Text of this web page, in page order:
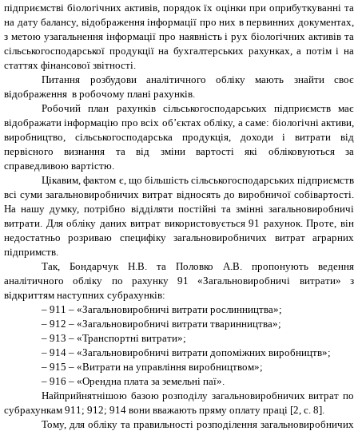
підприємстві біологічних активів, порядок їх оцінки при оприбуткуванні та
на дату балансу, відображення інформації про них в первинних документах,
з метою узагальнення інформації про наявність і рух біологічних активів та
сільськогосподарської продукції на бухгалтерських рахунках, а потім і на
статтях фінансової звітності.
Питання розбудови аналітичного обліку мають знайти своє
відображення в робочому плані рахунків.
Робочий план рахунків сільськогосподарських підприємств має
відображати інформацію про всіх об’єктах обліку, а саме: біологічні активи,
виробництво, сільськогосподарська продукція, доходи і витрати від
первісного визнання та від зміни вартості які обліковуються за
справедливою вартістю.
Цікавим, фактом є, що більшість сільськогосподарських підприємств
всі суми загальновиробничих витрат відносять до виробничої собівартості.
На нашу думку, потрібно відділяти постійні та змінні загальновиробничі
витрати. Для обліку даних витрат використовується 91 рахунок. Проте, він
недостатньо розриваю специфіку загальновиробничих витрат аграрних
підпримств.
Так, Бондарчук Н.В. та Половко А.В. пропонують ведення
аналітичного обліку по рахунку 91 «Загальновиробничі витрати» з
відкриттям наступних субрахунків:
– 911 – «Загальновиробничі витрати рослинництва»;
– 912 – «Загальновиробничі витрати тваринництва»;
– 913 – «Транспортні витрати»;
– 914 – «Загальновиробничі витрати допоміжних виробництв»;
– 915 – «Витрати на управління виробництвом»;
– 916 – «Орендна плата за земельні паї».
Найприйнятнішою базою розподілу загальновиробничих витрат по
субрахункам 911; 912; 914 вони вважають пряму оплату праці [2 , с. 8].
Тому, для обліку та правильності розподілення загальновиробничих